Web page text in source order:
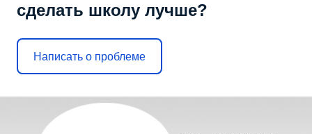
сделать школу лучше?
Написать о проблеме